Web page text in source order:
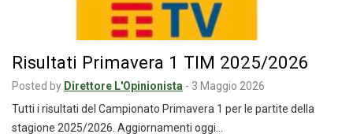
Risultati Primavera 1 TIM 2025/2026
Posted by Direttore L'Opinionista - 3 Maggio 2026
Tutti i risultati del Campionato Primavera 1 per le partite della
stagione 2025/2026. Aggiornamenti oggi…